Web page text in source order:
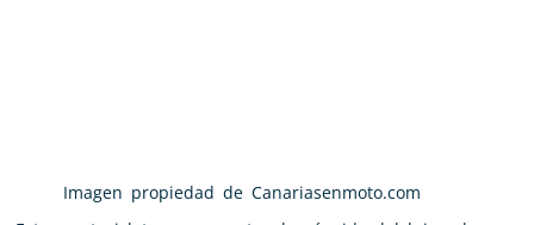
Imagen propiedad de Canariasenmoto.com